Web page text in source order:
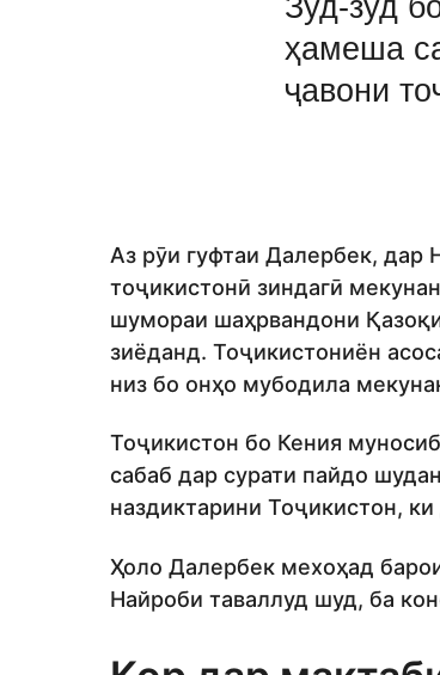
ҳамеша
ҷавони
Аз рӯи гуфтаи Далербек, дар
тоҷикистонӣ зиндагӣ
шумораи шаҳрвандони
зиёданд. Тоҷикистониён
низ бо онҳо мубодила
Тоҷикистон бо Кения
сабаб дар сурати пайдо
наздиктарини Тоҷикистон,
Ҳоло Далербек мехоҳад
Найроби таваллуд шуд, ба